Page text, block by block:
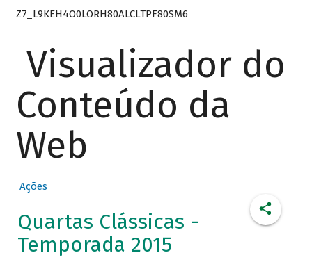
Z7_L9KEH4O0LORH80ALCLTPF80SM6
Visualizador do
Conteúdo da
Web
Ações
Quartas Clássicas -
Temporada 2015